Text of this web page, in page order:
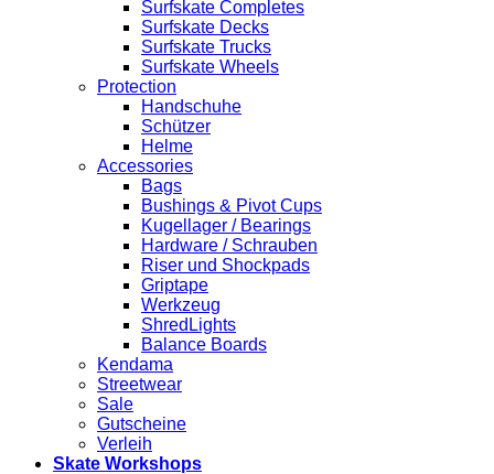
Surfskate Completes
Surfskate Decks
Surfskate Trucks
Surfskate Wheels
Protection
Handschuhe
Schützer
Helme
Accessories
Bags
Bushings & Pivot Cups
Kugellager / Bearings
Hardware / Schrauben
Riser und Shockpads
Griptape
Werkzeug
ShredLights
Balance Boards
Kendama
Streetwear
Sale
Gutscheine
Verleih
Skate Workshops